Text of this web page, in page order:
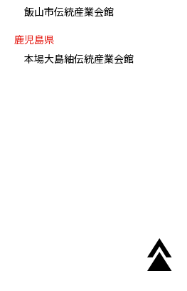
飯山市伝統産業会館
鹿児島県
本場大島紬伝統産業会館